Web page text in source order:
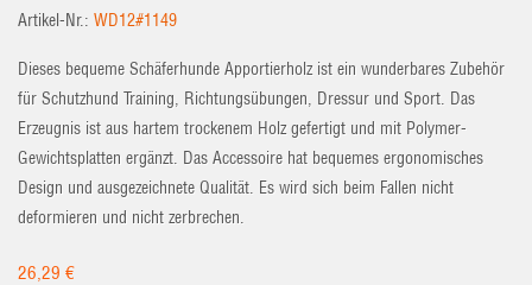
Artikel-Nr.: WD12#1149
Dieses bequeme Schäferhunde Apportierholz ist ein wunderbares Zubehör
für Schutzhund Training, Richtungsübungen, Dressur und Sport. Das
Erzeugnis ist aus hartem trockenem Holz gefertigt und mit Polymer-
Gewichtsplatten ergänzt. Das Accessoire hat bequemes ergonomisches
Design und ausgezeichnete Qualität. Es wird sich beim Fallen nicht
deformieren und nicht zerbrechen.
26,29 €